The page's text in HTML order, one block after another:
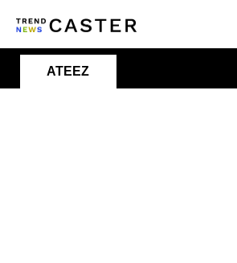
ATEEZ